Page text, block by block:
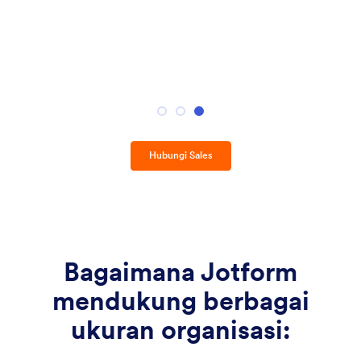
Hubungi Sales
Bagaimana Jotform
mendukung berbagai
ukuran organisasi: